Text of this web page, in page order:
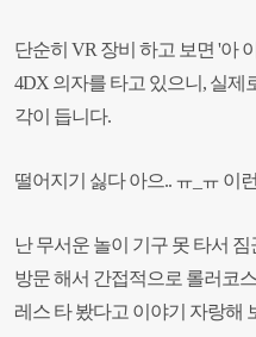
단순히 VR 장비 하고 보면 '아
4DX 의자를 타고 있으니, 실
각이 듭니다.
떨어지기 싫다 아으.. ㅠ_ㅠ 이
난 무서운 놀이 기구 못 타서
방문 해서 간접적으로 롤러코
레스 타 봤다고 이야기 자랑해